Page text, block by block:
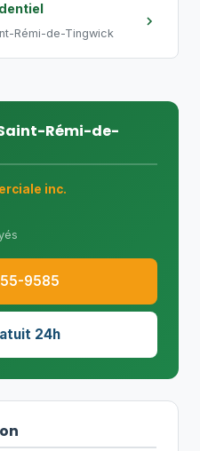
Rémi-de-Tingwick
Rémi-de-
inc.
9585
24h